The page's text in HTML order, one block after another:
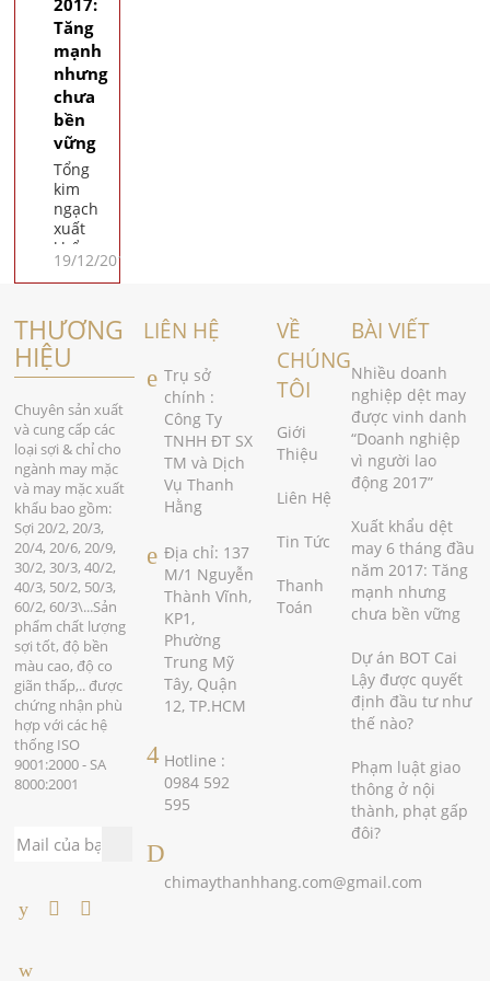
liên
quan
đến
công
trình
BOT Cai
Lậy.
Tăng
mạnh
nhưng
chưa
bền
vững
Tổng
kim
ngạch
xuất
khẩu
dệt may
6 tháng
năm
nay đạt
14,58 tỷ
tăng
11,3%
so với
cùng kỳ
năm
2016,
cao hơn
nhiều
so với
mức
tăng
6,1%
của
cùng kỳ
năm
2016.
19/12/2017
THƯƠNG
HIỆU
Chuyên sản xuất
và cung cấp các
loại sợi & chỉ cho
ngành may mặc
và may mặc xuất
khẩu bao gồm:
Sợi 20/2, 20/3,
20/4, 20/6, 20/9,
30/2, 30/3, 40/2,
40/3, 50/2, 50/3,
60/2, 60/3\...Sản
phẩm chất lượng
sợi tốt, độ bền
màu cao, độ co
giãn thấp,.. được
chứng nhận phù
hợp với các hệ
thống ISO
9001:2000 - SA
8000:2001
LIÊN HỆ
Trụ sở
chính :
Công Ty
TNHH ĐT SX
TM và Dịch
Vụ Thanh
Hằng
Địa chỉ: 137
M/1 Nguyễn
Thành Vĩnh,
KP1,
Phường
Trung Mỹ
Tây, Quận
12, TP.HCM
Hotline :
0984 592
595
chimaythanhhang.com@gmail.com
VỀ
CHÚNG
TÔI
Giới
Thiệu
Liên Hệ
Tin Tức
Thanh
Toán
BÀI VIẾT
Nhiều doanh
nghiệp dệt may
được vinh danh
“Doanh nghiệp
vì người lao
động 2017”
Xuất khẩu dệt
may 6 tháng đầu
năm 2017: Tăng
mạnh nhưng
chưa bền vững
Dự án BOT Cai
Lậy được quyết
định đầu tư như
thế nào?
Phạm luật giao
thông ở nội
thành, phạt gấp
đôi?